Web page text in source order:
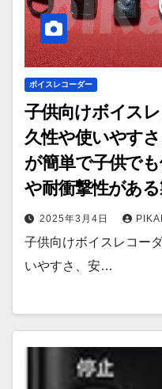
ボイスレコーダー
子供向けボイス
久性や使いやす
が簡単で子供で
や耐衝撃性があ
2025年3月4日
子供向けボイスレコー
いやすさ、安…